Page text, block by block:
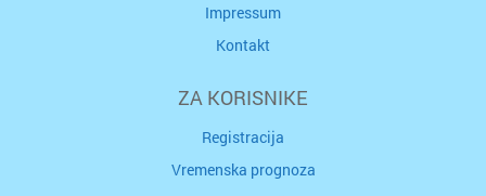
Impressum
Kontakt
ZA KORISNIKE
Registracija
Vremenska prognoza